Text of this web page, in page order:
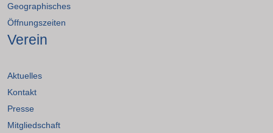
Geographisches
Öffnungszeiten
Verein
Aktuelles
Kontakt
Presse
Mitgliedschaft